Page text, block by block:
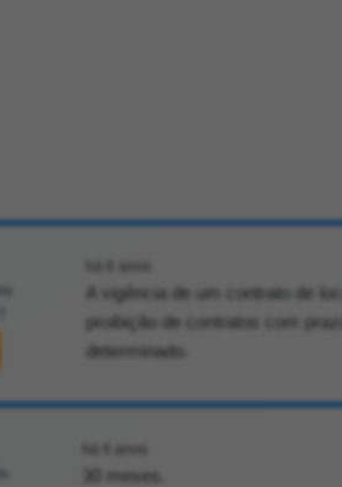
A vigência de um contrato de
proibição de contratos com
determinado.
30 meses.